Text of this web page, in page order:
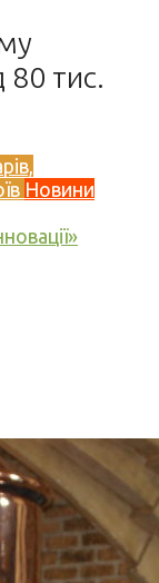
80 тис.
Новини